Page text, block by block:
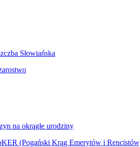
Słowiańska
na okrągłe urodziny
(Pogański Krąg Emerytów i